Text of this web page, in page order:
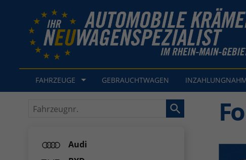
FAHRZEUGE GEBRAUCHTWAGEN
Fahrzeugnr.
Audi